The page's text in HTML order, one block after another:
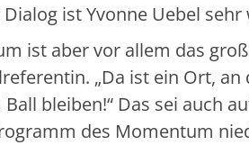
ist Yvonne Uebel sehr
ist aber vor allem das
„Da ist ein Ort,
bleiben!“ Das sei auch
des Momentum